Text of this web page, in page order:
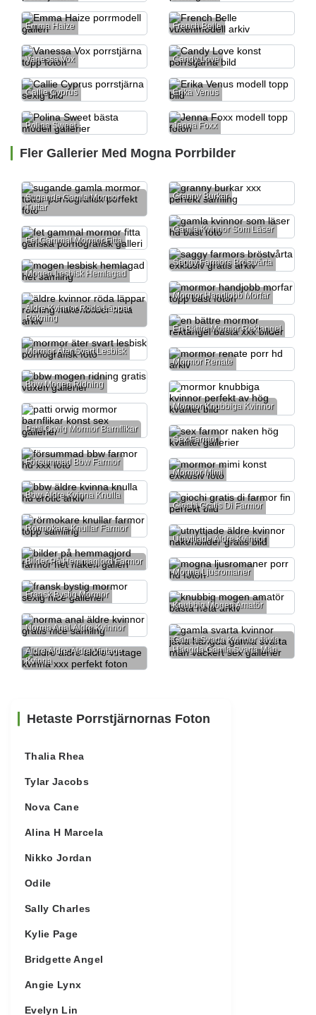
Emma Haize French Belle
Vanessa Vox Candy Love
Callie Cyprus Erika Venus
Polina Sweet Jenna Foxx
Fler Gallerier Med Mogna Porrbilder
Sugande Gamla Mormor
Tuttar
Granny Burkar
Gamla Kvinnor Som Läser
Fet Gammal Mormor Fitta
Saggy Farmors Bröstvårta
Mogen Lesbisk Hemlagad
Mormor Handjobb Morfar
Äldre Kvinnor Röda Läppar
Rökning
En Bättre Mormor Rektangel
Mormor Äter Svart Lesbisk
Mormor Renate
Bbw Mogen Ridning
Mormor Knubbiga Kvinnor
Patti Orwig Mormor Barnflikar
Sex Farmor
Försummad Bbw Farmor
Mormor Mimi
Bbw Äldre Kvinna Knulla
Giochi Gratis Di Farmor
Rörmokare Knullar Farmor
Utnyttjade Äldre Kvinnor
Bilder På Hemmagjord Farmor
Mogna Ljusromaner
Fransk Bystig Mormor
Knubbig Mogen Amatör
Norma Anal Äldre Kvinnor
Gamla Svarta Kvinnor Jävla
Hängda Gamla Svarta Män
Äldre Äldre Äldre Vintage
Kvinna
Hetaste Porrstjärnornas Foton
Thalia Rhea
Tylar Jacobs
Nova Cane
Alina H Marcela
Nikko Jordan
Odile
Sally Charles
Kylie Page
Bridgette Angel
Angie Lynx
Evelyn Lin